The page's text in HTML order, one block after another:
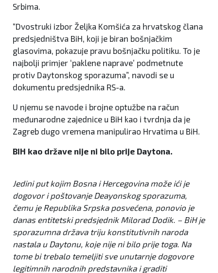
Srbima.
“Dvostruki izbor Željka Komšića za hrvatskog člana
predsjedništva BiH, koji je biran bošnjačkim
glasovima, pokazuje pravu bošnjačku politiku. To je
najbolji primjer ‘paklene naprave’ podmetnute
protiv Daytonskog sporazuma”, navodi se u
dokumentu predsjednika RS-a.
U njemu se navode i brojne optužbe na račun
međunarodne zajednice u BiH kao i tvrdnja da je
Zagreb dugo vremena manipulirao Hrvatima u BiH.
BIH kao države nije ni bilo prije Daytona.
Jedini put kojim Bosna i Hercegovina može ići je
dogovor i poštovanje Deayonskog sporazuma,
čemu je Republika Srpska posvećena, ponovio je
danas entitetski predsjednik Milorad Dodik. – BiH je
sporazumna država triju konstitutivnih naroda
nastala u Daytonu, koje nije ni bilo prije toga. Na
tome bi trebalo temeljiti sve unutarnje dogovore
legitimnih narodnih predstavnika i graditi